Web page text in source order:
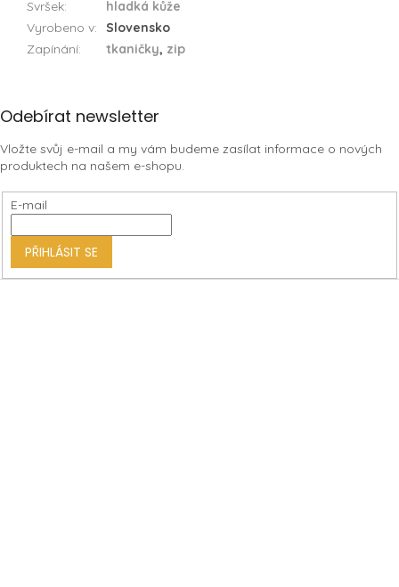
Svršek:
hladká kůže
Vyrobeno v:
Slovensko
Zapínání: tkaničky, zip
Z
p
a
t
Odebírat newsletter
Vložte svůj e-mail a my vám budeme zasílat informace o nových
produktech na našem e-shopu.
E-mail
PŘIHLÁSIT SE